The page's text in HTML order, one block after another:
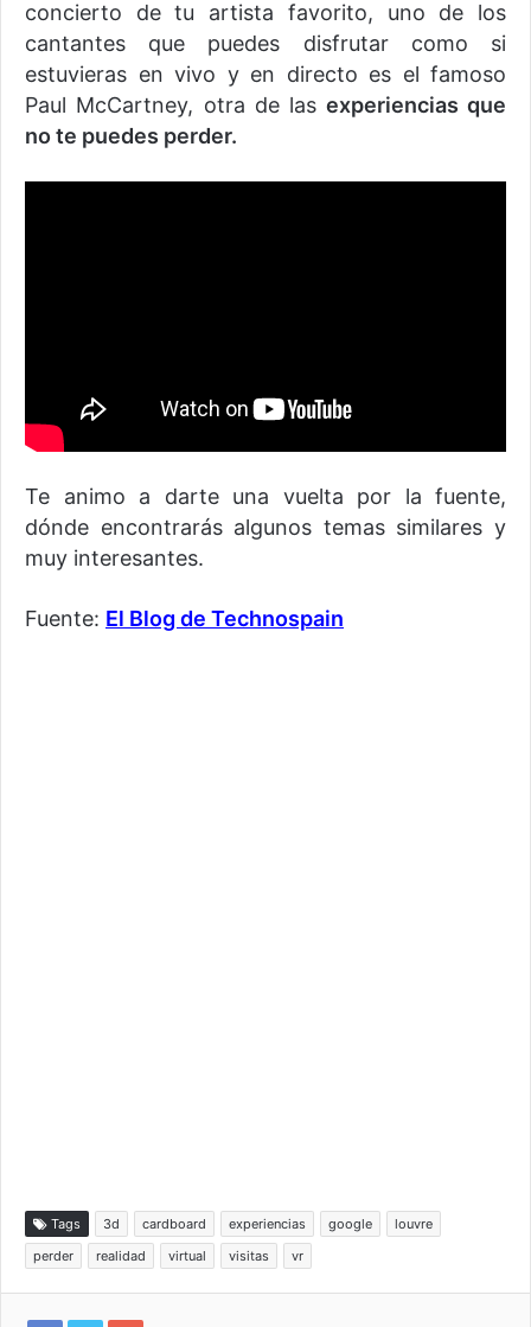
concierto de tu artista favorito, uno de los
cantantes que puedes disfrutar como si
estuvieras en vivo y en directo es el famoso
Paul McCartney, otra de las experiencias que
no te puedes perder.
Te animo a darte una vuelta por la fuente,
dónde encontrarás algunos temas similares y
muy interesantes.
Fuente: El Blog de Technospain
Tags 3d cardboard experiencias google
louvre
perder
realidad virtual visitas vr